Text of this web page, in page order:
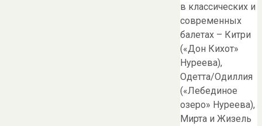
в классических и
современных
балетах – Китри
(«Дон Кихот»
Нуреева),
Одетта/Одиллия
(«Лебединое
озеро» Нуреева),
Мирта и Жизель